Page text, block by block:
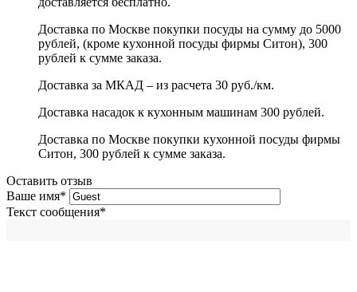
Доставка по Москве покупки посуды на сумму до 5000
рублей, (кроме кухонной посуды фирмы Ситон), 300
рублей к сумме заказа.
Доставка за МКАД – из расчета 30 руб./км.
Доставка насадок к кухонным машинам 300 рублей.
Доставка по Москве покупки кухонной посуды фирмы
Ситон, 300 рублей к сумме заказа.
Оставить отзыв
Ваше имя*
Текст сообщения*